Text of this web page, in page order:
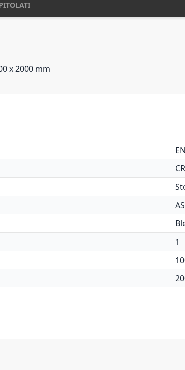
x 2000 mm
1